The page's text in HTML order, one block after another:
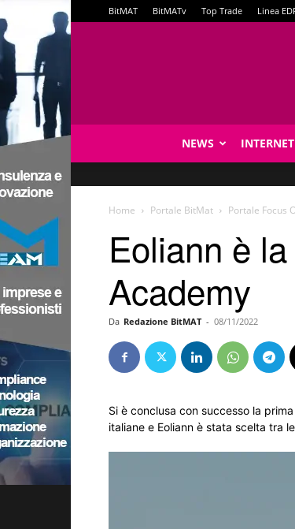
BitMAT BitMATv Top Trade Linea
NEWS INTERNET
Home Portale BitMat Portale Focus
Eoliann è
Academy
Da Redazione BitMAT - 08/11/2022
Si è conclusa con successo la
italiane e Eoliann è stata scelta tra